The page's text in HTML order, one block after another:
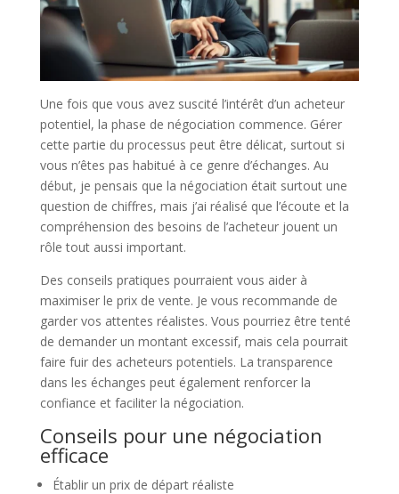
Une fois que vous avez suscité l’intérêt d’un acheteur
potentiel, la phase de négociation commence. Gérer
cette partie du processus peut être délicat, surtout si
vous n’êtes pas habitué à ce genre d’échanges. Au
début, je pensais que la négociation était surtout une
question de chiffres, mais j’ai réalisé que l’écoute et la
compréhension des besoins de l’acheteur jouent un
rôle tout aussi important.
Des conseils pratiques pourraient vous aider à
maximiser le prix de vente. Je vous recommande de
garder vos attentes réalistes. Vous pourriez être tenté
de demander un montant excessif, mais cela pourrait
faire fuir des acheteurs potentiels. La transparence
dans les échanges peut également renforcer la
confiance et faciliter la négociation.
Conseils pour une négociation
efficace
Établir un prix de départ réaliste